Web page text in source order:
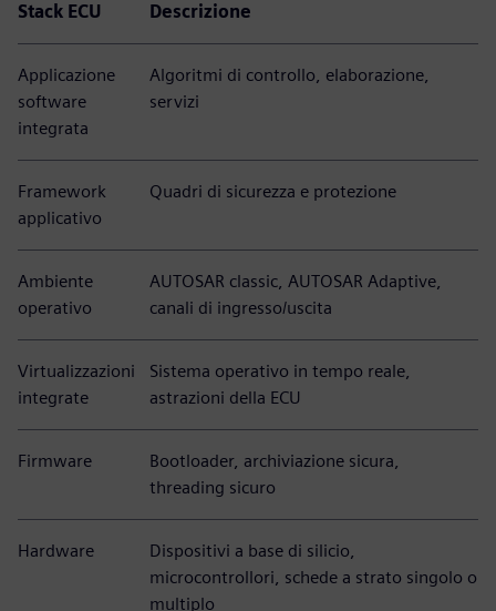
Stack ECU Descrizione
Applicazione
software
integrata
Algoritmi di controllo, elaborazione,
servizi
Framework
applicativo
Quadri di sicurezza e protezione
Ambiente
operativo
AUTOSAR classic, AUTOSAR Adaptive,
canali di ingresso/uscita
Virtualizzazioni
integrate
Sistema operativo in tempo reale,
astrazioni della ECU
Firmware
Bootloader, archiviazione sicura,
threading sicuro
Hardware
Dispositivi a base di silicio,
microcontrollori, schede a strato singolo o
multiplo